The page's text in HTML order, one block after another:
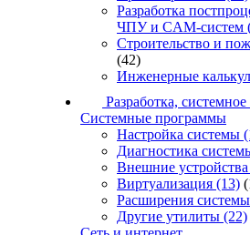
Разработка
ЧПУ и CAM-систем
Строительство и
(42)
Инженерные
Разработка,
Системные программы
Настройка системы
Диагностика
Внешние устройства
Виртуализация (13)
Расширения системы
Другие утилиты (22)